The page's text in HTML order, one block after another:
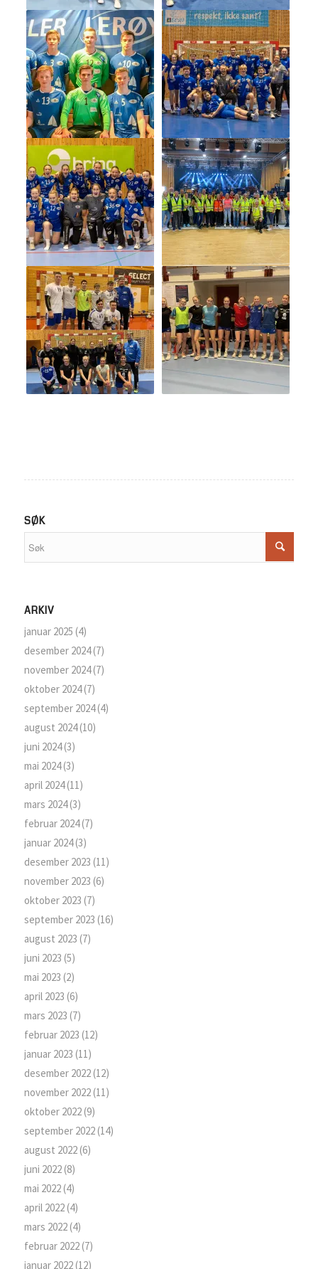
SØK
ARKIV
januar 2025 (4)
desember 2024(7)
november 2024(7)
oktober 2024(7)
september 2024(4)
august 2024(10)
juni 2024(3)
mai 2024(3)
april 2024(11)
mars 2024(3)
februar 2024(7)
januar 2024(3)
desember 2023 (11)
november 2023 (6)
oktober 2023 (7)
september 2023 (16)
august 2023 (7)
juni 2023 (5)
mai 2023 (2)
april 2023 (6)
mars 2023 (7)
februar 2023 (12)
januar 2023 (11)
desember 2022(12)
november 2022(11)
oktober 2022(9)
september 2022(14)
august 2022(6)
juni 2022(8)
mai 2022(4)
april 2022(4)
mars 2022(4)
februar 2022(7)
januar 2022(12)